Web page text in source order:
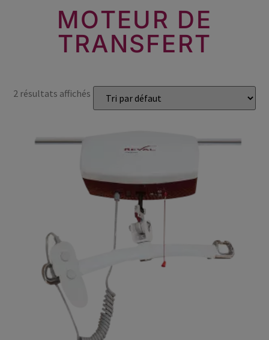
MOTEUR DE
TRANSFERT
2 résultats affichés